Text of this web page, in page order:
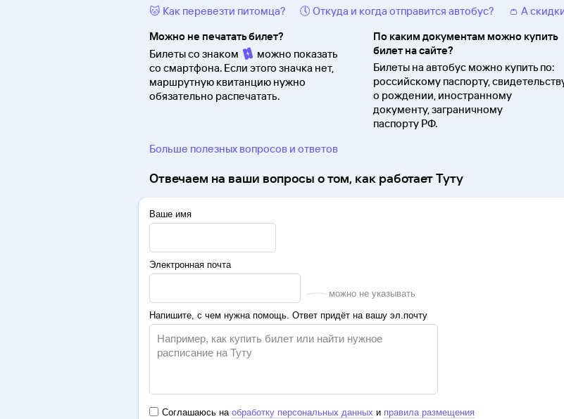
🐱 Как перевезти питомца? 🕔 Откуда и когда отправится автобус?
👛 А
Можно не печатать билет?
Билеты со знаком
можно показать
со смартфона. Если этого значка нет,
маршрутную квитанцию нужно
обязательно распечатать.
По каким документам можно купить
билет на сайте?
Билеты на автобус можно купить по:
российскому паспорту,
о рождении, иностранному
документу, заграничному
паспорту РФ.
Больше полезных вопросов и ответов
Отвечаем на ваши вопросы о том, как работает Туту
Ваше имя
Электронная почта
можно не указывать
Напишите, с чем нужна помощь. Ответ придёт на вашу эл.почту
Соглашаюсь на обработку персональных данных и правила размещения